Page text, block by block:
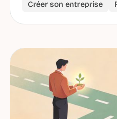
Créer son entreprise